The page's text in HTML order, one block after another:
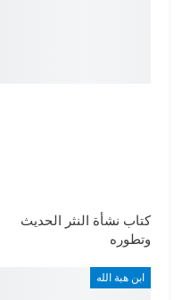
كتاب نشأة النثر الحديث
وتطوره
ابن هبة الله